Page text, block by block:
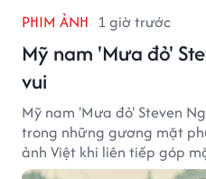
PHIM ẢNH 1 giờ trước
Mỹ nam 'Mưa đỏ'
vui
Mỹ nam 'Mưa đỏ' Steven
trong những gương mặt
ảnh Việt khi liên tiếp góp